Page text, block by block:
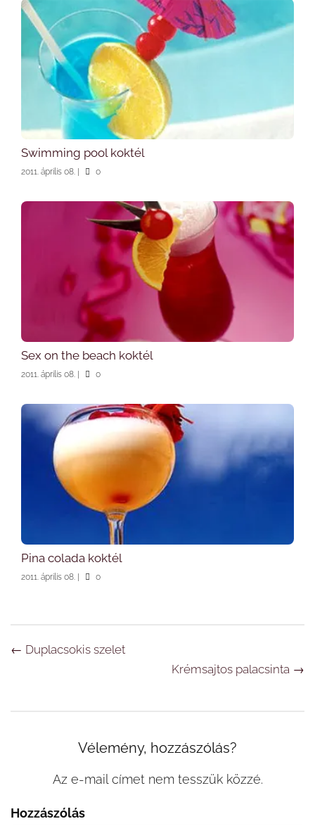
Swimming pool koktél
2011. április 08. 0
Sex on the beach koktél
2011. április 08. 0
Pina colada koktél
2011. április 08. 0
Navigáció
← Duplacsokis szelet
Krémsajtos palacsinta →
Vélemény, hozzászólás?
Az e-mail címet nem tesszük közzé.
Hozzászólás